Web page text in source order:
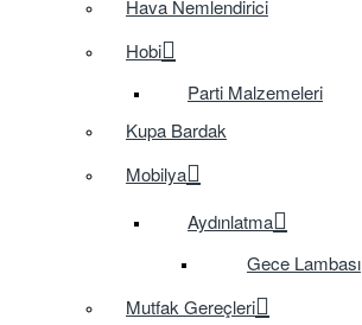
Hava Nemlendirici
Hobi
Parti Malzemeleri
Kupa Bardak
Mobilya
Aydınlatma
Gece Lambası
Mutfak Gereçleri